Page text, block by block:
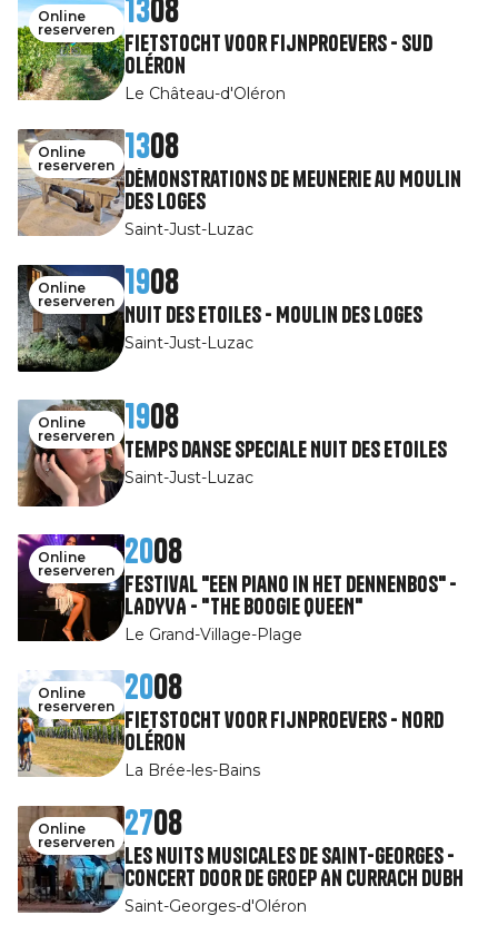
Online
reserveren
1308
Fietstocht voor fijnproevers - Sud
Oléron
Le Château-d'Oléron
Online
reserveren
1308
Démonstrations de meunerie au Moulin
des Loges
Saint-Just-Luzac
Online
reserveren
1908
Nuit des Etoiles - Moulin des Loges
Saint-Just-Luzac
Online
reserveren
1908
Temps Danse speciale Nuit des Etoiles
Saint-Just-Luzac
Online
reserveren
2008
Festival "Een piano in het dennenbos" -
LADYVA - "THE BOOGIE QUEEN"
Le Grand-Village-Plage
Online
reserveren
2008
Fietstocht voor fijnproevers - Nord
Oléron
La Brée-les-Bains
Online
reserveren
2708
Les nuits musicales de Saint-Georges -
Concert door de groep An Currach Dubh
Saint-Georges-d'Oléron